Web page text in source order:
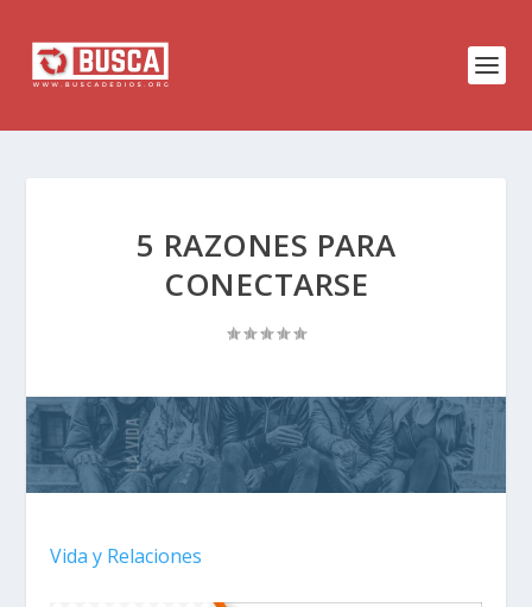
5 RAZONES PARA
CONECTARSE
Vida y Relaciones